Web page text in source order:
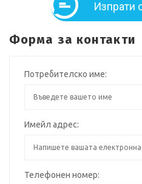
Изпрати
Форма за контакти
Потребителско име:
Имейл адрес:
Телефонен номер: